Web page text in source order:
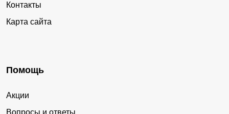
Контакты
Карта сайта
Помощь
Акции